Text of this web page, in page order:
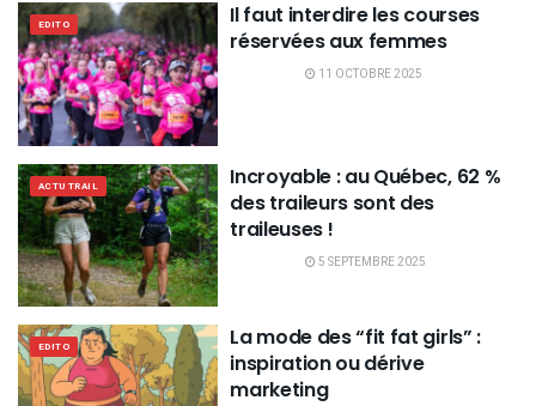
EDITO
Il faut interdire les courses
réservées aux femmes
11 OCTOBRE 2025
ACTU TRAIL
Incroyable : au Québec, 62 %
des traileurs sont des
traileuses !
5 SEPTEMBRE 2025
EDITO
La mode des “fit fat girls” :
inspiration ou dérive
marketing